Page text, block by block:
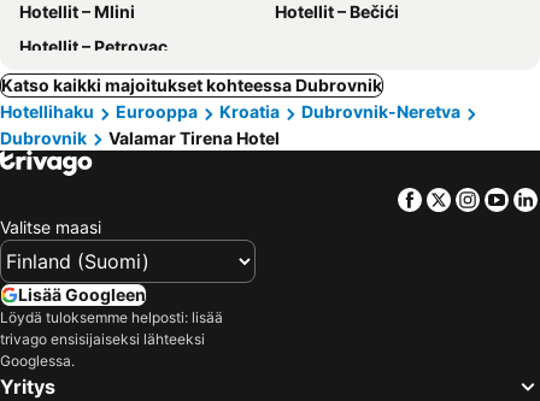
Hotellit – Mlini
Hotellit – Bečići
Hotellit – Petrovac
Katso kaikki majoitukset kohteessa Dubrovnik
Hotellihaku
Eurooppa Kroatia
Dubrovnik-Neretva
Dubrovnik
Valamar Tirena Hotel
Facebook
Twitter
Valitse maasi
Lisää Googleen
Löydä tuloksemme helposti: lisää
trivago ensisijaiseksi lähteeksi
Googlessa.
Yritys